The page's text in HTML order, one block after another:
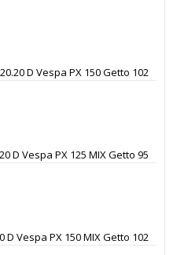
D Vespa PX 150 Getto 102
D Vespa PX 125 MIX Getto 95
Vespa PX 150 MIX Getto 102